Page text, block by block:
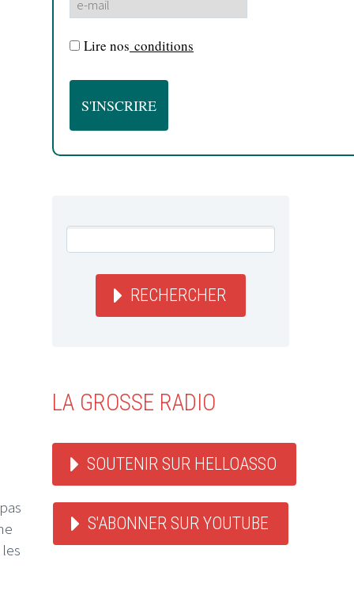
Lire nos conditions
RECHERCHER
LA GROSSE RADIO
SOUTENIR SUR HELLOASSO
S'ABONNER SUR YOUTUBE